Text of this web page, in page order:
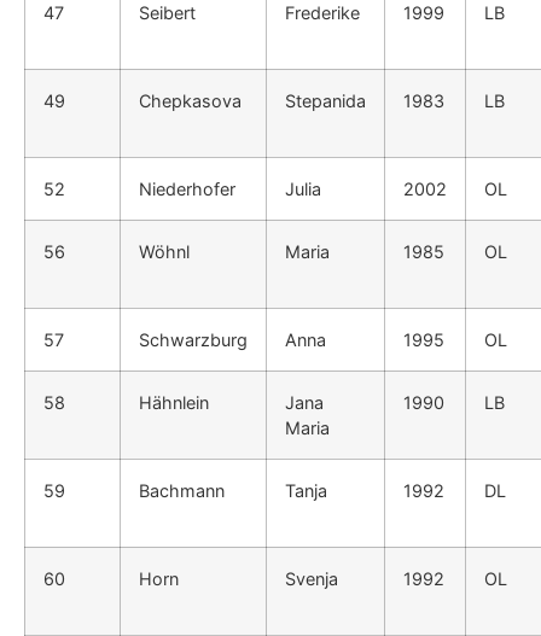
47 Seibert Frederike 1999 LB
49 Chepkasova Stepanida 1983 LB
52 Niederhofer Julia 2002 OL
56 Wöhnl Maria 1985 OL
57 Schwarzburg Anna 1995 OL
58 Hähnlein
Jana
Maria
1990 LB
59 Bachmann Tanja 1992 DL
60 Horn Svenja 1992 OL